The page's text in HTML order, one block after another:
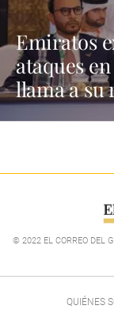
Emiratos
ataques
llama a su
© 2022 EL CORREO DEL
QUIÉNES